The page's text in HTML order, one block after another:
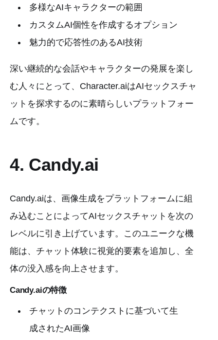
多様なAIキャラクターの範囲
カスタムAI個性を作成するオプション
魅力的で応答性のあるAI技術
深い継続的な会話やキャラクターの発展を楽し
む人々にとって、Character.aiはAIセックスチャ
ットを探求するのに素晴らしいプラットフォー
ムです。
4. Candy.ai
Candy.aiは、画像生成をプラットフォームに組
み込むことによってAIセックスチャットを次の
レベルに引き上げています。このユニークな機
能は、チャット体験に視覚的要素を追加し、全
体の没入感を向上させます。
Candy.aiの特徴
チャットのコンテクストに基づいて生
成されたAI画像